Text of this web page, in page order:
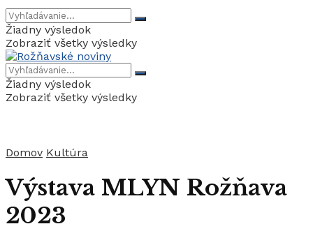
Žiadny výsledok
Zobraziť všetky výsledky
Žiadny výsledok
Zobraziť všetky výsledky
Domov Kultúra
Výstava MLYN Rožňava
2023